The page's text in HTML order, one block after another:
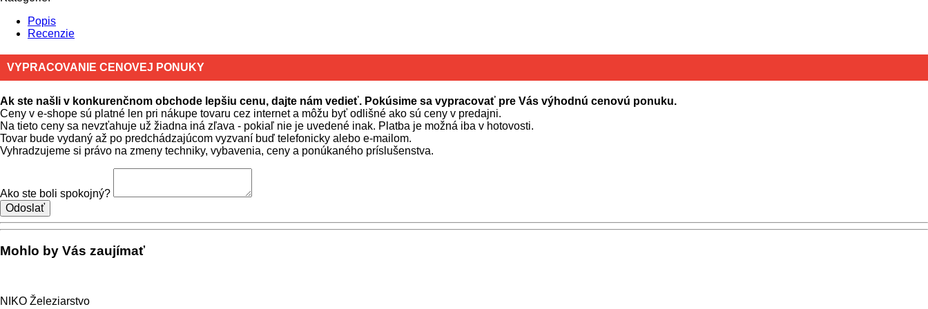
Popis
Recenzie
VYPRACOVANIE CENOVEJ PONUKY
Ak ste našli v konkurenčnom obchode lepšiu cenu, dajte nám vedieť. Pokúsime sa vypracovať pre Vás výhodnú cenovú ponuku.
Ceny v e-shope sú platné len pri nákupe tovaru cez internet a môžu byť odlišné ako sú ceny v predajni.
Na tieto ceny sa nevzťahuje už žiadna iná zľava - pokiaľ nie je uvedené inak. Platba je možná iba v hotovosti.
Tovar bude vydaný až po predchádzajúcom vyzvaní buď telefonicky alebo e-mailom.
Vyhradzujeme si právo na zmeny techniky, vybavenia, ceny a ponúkaného príslušenstva.
Ako ste boli spokojný?
Mohlo by Vás zaujímať
NIKO Železiarstvo